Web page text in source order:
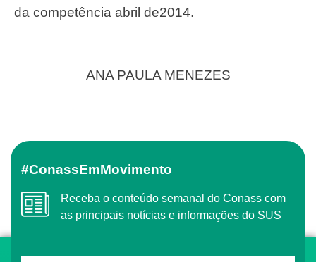
da competência abril de2014.
ANA PAULA MENEZES
#ConassEmMovimento
Receba o conteúdo semanal do Conass com
as principais notícias e informações do SUS